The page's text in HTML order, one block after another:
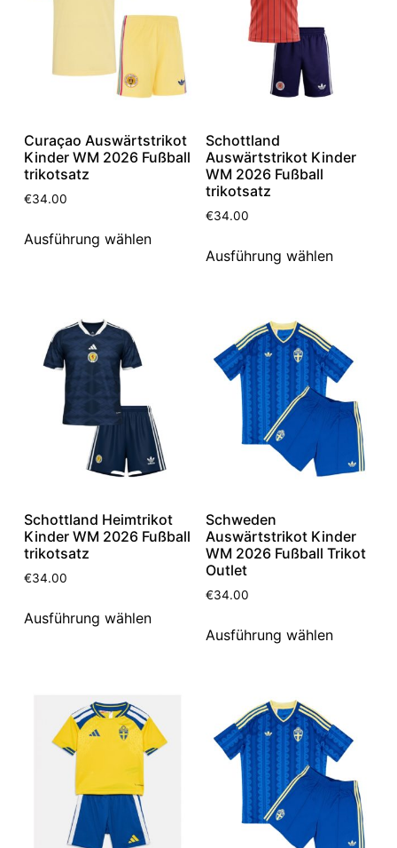
Curaçao Auswärtstrikot
Kinder WM 2026 Fußball
trikotsatz
€34.00
Ausführung wählen
Schottland
Auswärtstrikot Kinder
WM 2026 Fußball
trikotsatz
€34.00
Ausführung wählen
Schottland Heimtrikot
Kinder WM 2026 Fußball
trikotsatz
€34.00
Ausführung wählen
Schweden
Auswärtstrikot Kinder
WM 2026 Fußball Trikot
Outlet
€34.00
Ausführung wählen